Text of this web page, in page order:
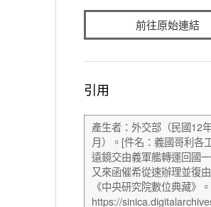
前往原始連結
引用